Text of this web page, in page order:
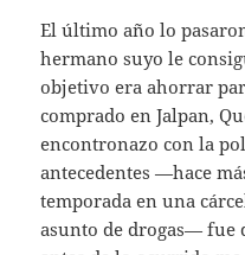
El último año lo
hermano suyo le
objetivo era ahorrar
comprado en Jalpan,
encontronazo con la
antecedentes —hace
temporada en una
asunto de drogas— fue